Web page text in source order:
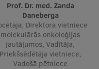
Prof. Dr. med. Zanda
Daneberga
Direktora vietniece
molekulārās onkoloģijas
jautājumos, Vadītāja,
Priekšsēdētāja vietniece,
Vadošā pētniece